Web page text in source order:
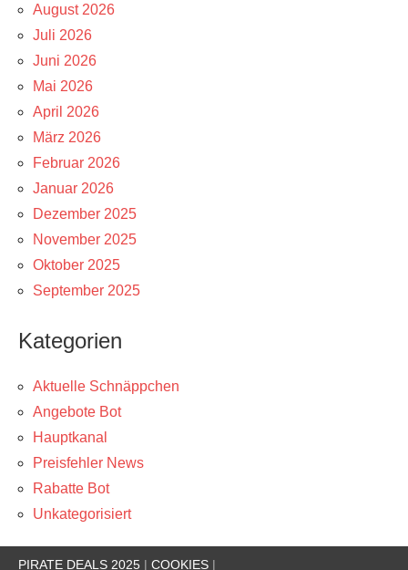
August 2026
Juli 2026
Juni 2026
Mai 2026
April 2026
März 2026
Februar 2026
Januar 2026
Dezember 2025
November 2025
Oktober 2025
September 2025
Kategorien
Aktuelle Schnäppchen
Angebote Bot
Hauptkanal
Preisfehler News
Rabatte Bot
Unkategorisiert
PIRATE DEALS 2025 | COOKIES |